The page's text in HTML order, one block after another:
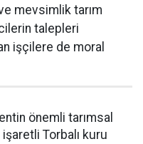
mevsimlik tarım
talepleri
işçilere de moral
önemli tarımsal
Torbalı kuru